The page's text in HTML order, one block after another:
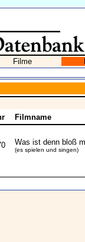
Filme
Filmname
Was ist denn bloß
(es spielen und singen)